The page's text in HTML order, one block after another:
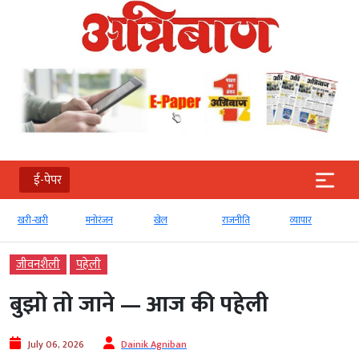
ई-पेपर
खरी-खरी मनोरंजन खेल राजनीति व्‍यापार
जीवनशैली पहेली
बुझो तो जाने — आज की पहेली
July 06, 2026 Dainik Agniban